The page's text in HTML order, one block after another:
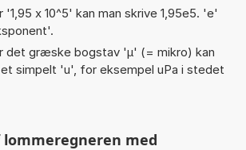
x 10^5' kan man skrive 1,95e5. 'e'
det græske bogstav 'µ' (= mikro) kan
simpelt 'u', for eksempel uPa i stedet
med